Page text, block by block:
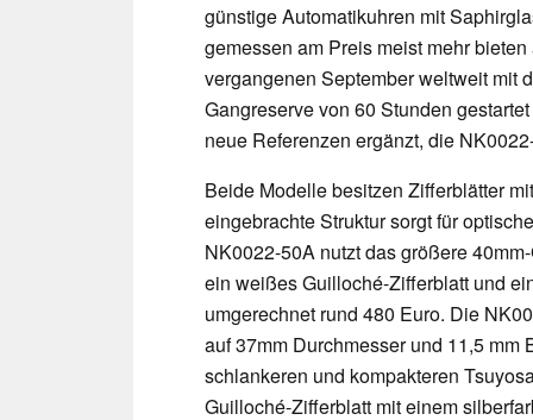
günstige Automatikuhren mit
gemessen am Preis meist mehr
vergangenen September weltweit mit
Gangreserve von 60 Stunden
neue Referenzen ergänzt, die
Beide Modelle besitzen Zifferblätter
eingebrachte Struktur sorgt für
NK0022-50A nutzt das größere
ein weißes Guilloché-Zifferblatt und
umgerechnet rund 480 Euro. Die
auf 37mm Durchmesser und 11,5
schlankeren und kompakteren
Guilloché-Zifferblatt mit einem